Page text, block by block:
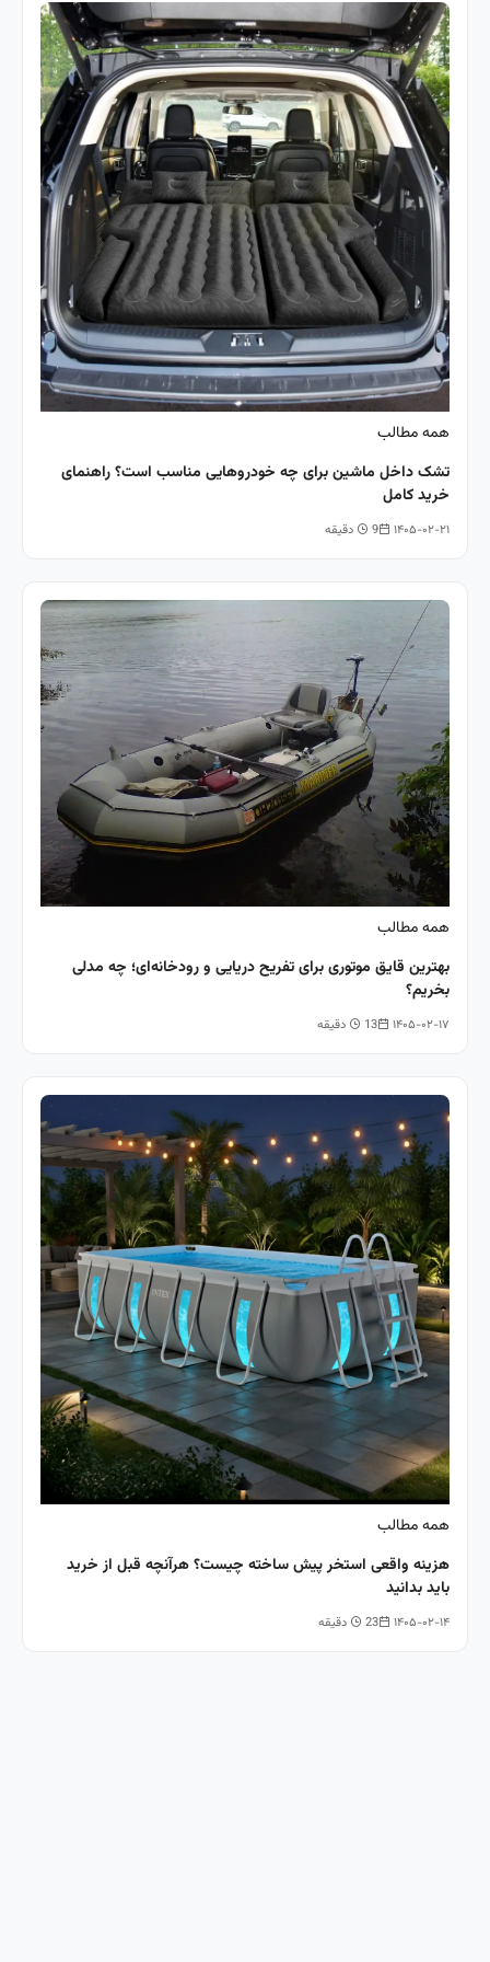
همه مطالب
تشک داخل ماشین برای چه خودروهایی مناسب است؟ راهنمای
خرید کامل
۱۴۰۵-۰۲-۲۱ 9 دقیقه
همه مطالب
بهترین قایق موتوری برای تفریح دریایی و رودخانه‌ای؛ چه مدلی
بخریم؟
۱۴۰۵-۰۲-۱۷ 13 دقیقه
همه مطالب
هزینه واقعی استخر پیش ساخته چیست؟ هرآنچه قبل از خرید
باید بدانید
۱۴۰۵-۰۲-۱۴ 23 دقیقه